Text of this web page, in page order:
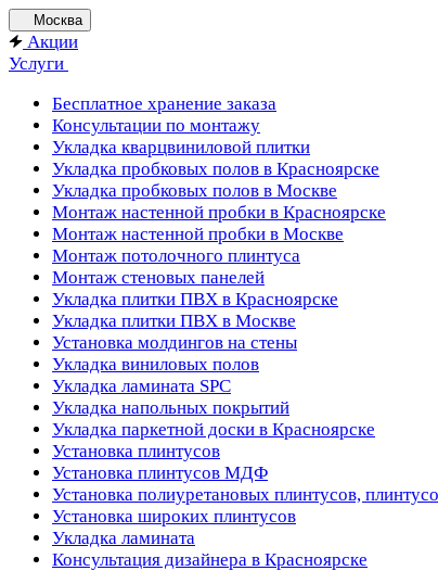
Москва
Акции
Услуги
Бесплатное хранение заказа
Консультации по монтажу
Укладка кварцвиниловой плитки
Укладка пробковых полов в Красноярске
Укладка пробковых полов в Москве
Монтаж настенной пробки в Красноярске
Монтаж настенной пробки в Москве
Монтаж потолочного плинтуса
Монтаж стеновых панелей
Укладка плитки ПВХ в Красноярске
Укладка плитки ПВХ в Москве
Установка молдингов на стены
Укладка виниловых полов
Укладка ламината SPC
Укладка напольных покрытий
Укладка паркетной доски в Красноярске
Установка плинтусов
Установка плинтусов МДФ
Установка полиуретановых плинтусов,
Установка широких плинтусов
Укладка ламината
Консультация дизайнера в Красноярске